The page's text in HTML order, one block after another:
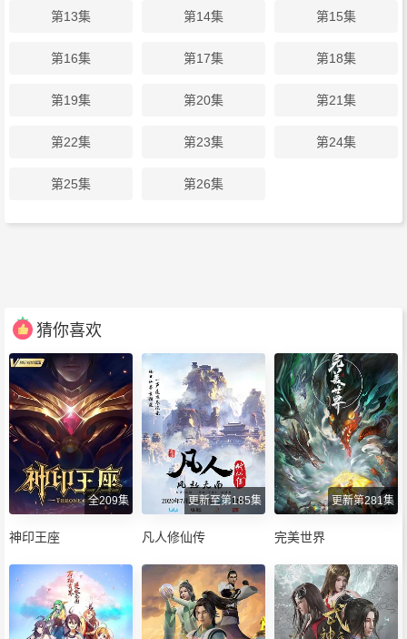
第13集 第14集 第15集
第16集 第17集 第18集
第19集 第20集 第21集
第22集 第23集 第24集
第25集 第26集
猜你喜欢
全209集
神印王座
更新至第185集
凡人修仙传
更新第281集
完美世界